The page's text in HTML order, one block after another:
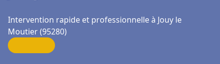
Intervention rapide et professionnelle à Jouy le
Moutier (95280)